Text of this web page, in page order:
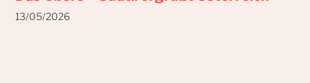
13/05/2026